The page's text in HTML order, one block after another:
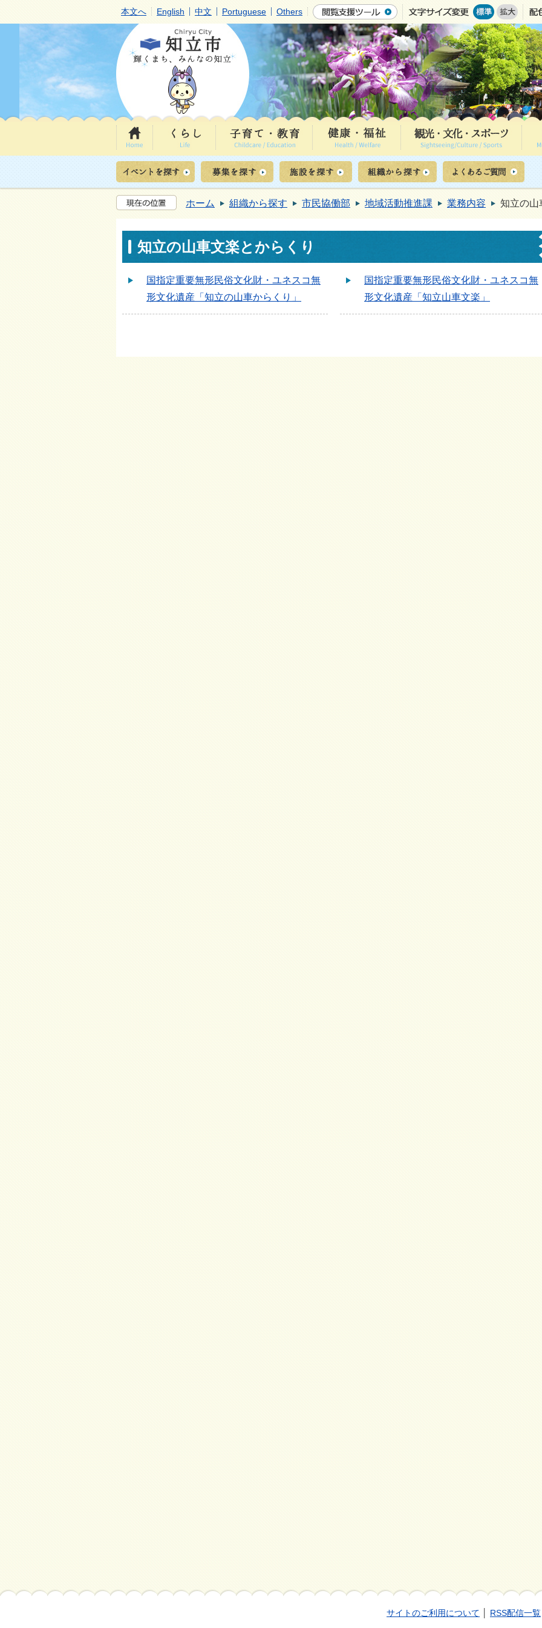
本文へ English 中文 Portuguese Others
ホーム 組織から探す 市民協働部 地域活動推進課 業務内容 知立の山
知立の山車文楽とからくり
国指定重要無形民俗文化財・ユネスコ無
形文化遺産「知立の山車からくり」
国指定重要無形民俗文化財・ユネスコ無
形文化遺産「知立山車文楽」
サイトのご利用について RSS配信一覧